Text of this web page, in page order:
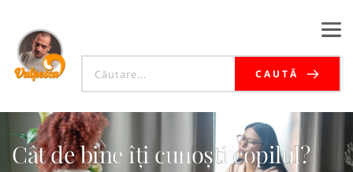
CAUTĂ
Cât de bine îți cunoști copilul?